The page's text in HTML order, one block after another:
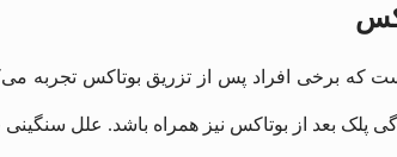
برخی افراد پس از تزریق بوتاکس تجربه
پلک بعد از بوتاکس نیز همراه باشد. علل